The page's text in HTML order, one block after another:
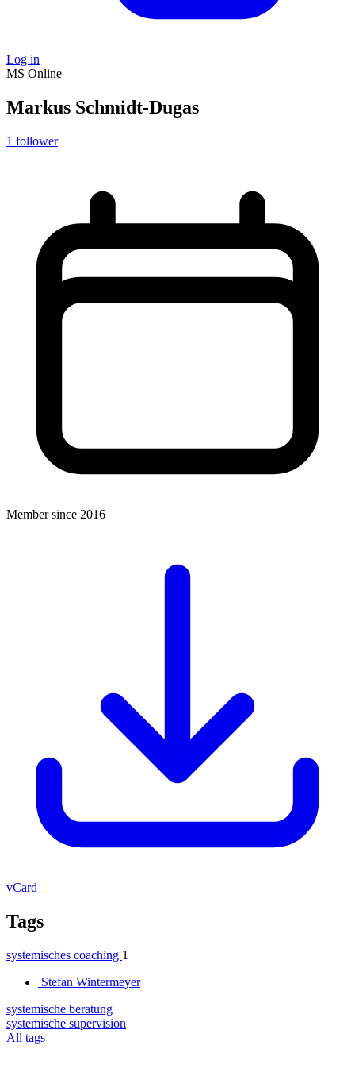
Log in
MS Online
Markus Schmidt-Dugas
1 follower
Member since 2016
vCard
Tags
systemisches coaching 1
Stefan Wintermeyer
systemische beratung
systemische supervision
All tags